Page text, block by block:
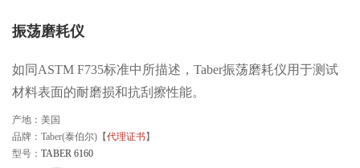
振荡磨耗仪
如同ASTM F735标准中所描述，Taber振荡磨耗仪用于测试
材料表面的耐磨损和抗刮擦性能。
产地：美国
品牌：Taber(泰伯尔)【代理证书】
型号： TABER 6160